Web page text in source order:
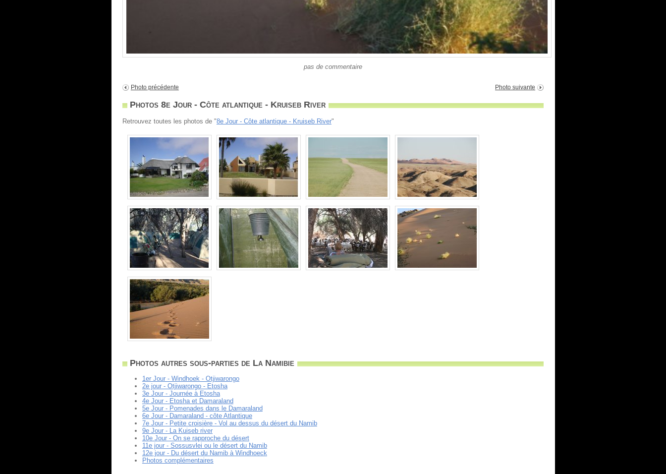
pas de commentaire
Photo précédente Photo suivante
Photos 8e Jour - Côte atlantique - Kruiseb River
Retrouvez toutes les photos de "8e Jour - Côte atlantique - Kruiseb River"
Photos autres sous-parties de La Namibie
1er Jour - Windhoek - Otjiwarongo
2e jour - Otjiwarongo - Etosha
3e Jour - Journée à Etosha
4e Jour - Etosha et Damaraland
5e Jour - Pomenades dans le Damaraland
6e Jour - Damaraland - côte Atlantique
7e Jour - Petite croisière - Vol au dessus du désert du Namib
9e Jour - La Kuiseb river
10e Jour - On se rapproche du désert
11e jour - Sossusvlei ou le désert du Namib
12e jour - Du désert du Namib à Windhoeck
Photos complémentaires